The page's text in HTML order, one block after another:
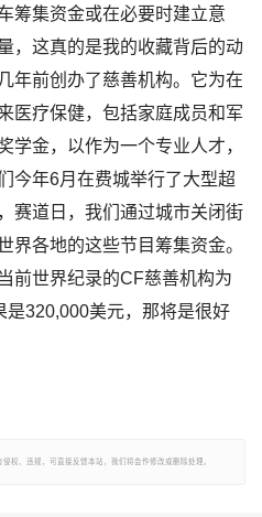
筹集资金或在必要时建立意
，这真的是我的收藏背后的动
年前创办了慈善机构。它为在
医疗保健，包括家庭成员和军
学金，以作为一个专业人才，
今年6月在费城举行了大型超
赛道日，我们通过城市关闭街
界各地的这些节目筹集资金。
前世界纪录的CF慈善机构为
是320,000美元，那将是很好
权、违规，可直接反馈本站，我们将会作修改或删除处理。